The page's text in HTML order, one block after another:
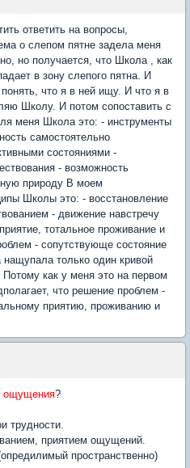
ответить на вопросы,
о слепом пятне задела меня
но получается, что Школа , как
в зону слепого пятна. И
что я в ней ищу. И что я в
Школу. И потом сопоставить с
меня Школа это: - инструменты
самостоятельно
состояниями -
- возможность
природу В моем
Школы это: - восстановление
- движение навстречу
тотальное проживание и
- сопутствующе состояние
только один кривой
как у меня это на первом
что решение проблем -
приятию, проживанию и
ощущения?
трудности.
приятием ощущений.
пространственно)